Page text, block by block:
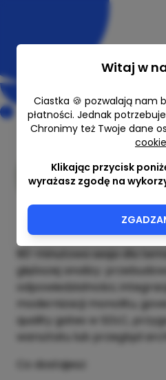
SDLC
1800,00
90-minutowa sesja dla
głębszej analizy:
odpowiedzialności,
modernizacji monolitu,
quality gates w SDLC,
warsztatu lub przegląd
Co dostajesz:
Witaj w
Ciastka 🍪 pozwalają nam
płatności. Jednak
Chronimy też Twoje dane
Klikając przycisk
wyrażasz zgodę na